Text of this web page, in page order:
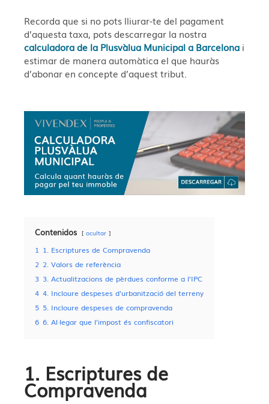
Recorda que si no pots lliurar-te del pagament
d’aquesta taxa, pots descarregar la nostra
calculadora de la Plusvàlua Municipal a Barcelona i
estimar de manera automàtica el que hauràs
d’abonar en concepte d’aquest tribut.
Contenidos ocultar
1 1. Escriptures de Compravenda
2 2. Valors de referència
3 3. Actualitzacions de pèrdues conforme a l'IPC
4 4. Incloure despeses d'urbanització del terreny
5 5. Incloure despeses de compravenda
6 6. Al·legar que l'impost és confiscatori
1. Escriptures de
Compravenda